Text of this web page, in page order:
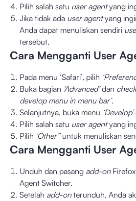
Pilih salah satu user agentyang
Jika tidak ada user agentyang
Anda dapat menuliskan sendiri
tersebut.
Cara Mengganti User
Pada menu ‘Safari’, pilih
Buka bagian ‘Advanced’dan
develop menu in menu bar’.
Selanjutnya, buka menu ‘Develop’
Pilih salah satu user agentyang
Pilih ‘Other”untuk menuliskan
Cara Mengganti User
Unduh dan pasang add-on
Agent Switcher.
Setelah add-onterunduh, Anda